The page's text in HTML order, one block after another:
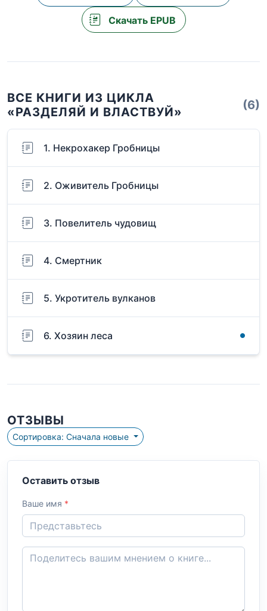
Скачать EPUB
ВСЕ КНИГИ ИЗ ЦИКЛА
«РАЗДЕЛЯЙ И ВЛАСТВУЙ»
(6)
1. Некрохакер Гробницы
2. Оживитель Гробницы
3. Повелитель чудовищ
4. Смертник
5. Укротитель вулканов
6. Хозяин леса
ОТЗЫВЫ
Сортировка: Сначала новые
Оставить отзыв
Ваше имя *